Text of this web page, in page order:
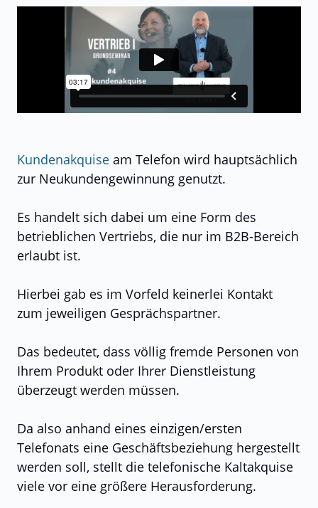
Kundenakquise am Telefon wird hauptsächlich
zur Neukundengewinnung genutzt.
Es handelt sich dabei um eine Form des
betrieblichen Vertriebs, die nur im B2B-Bereich
erlaubt ist.
Hierbei gab es im Vorfeld keinerlei Kontakt
zum jeweiligen Gesprächspartner.
Das bedeutet, dass völlig fremde Personen von
Ihrem Produkt oder Ihrer Dienstleistung
überzeugt werden müssen.
Da also anhand eines einzigen/ersten
Telefonats eine Geschäftsbeziehung hergestellt
werden soll, stellt die telefonische Kaltakquise
viele vor eine größere Herausforderung.